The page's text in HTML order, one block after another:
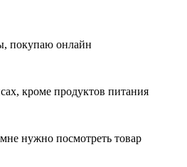
покупаю онлайн
кроме продуктов питания
нужно посмотреть товар